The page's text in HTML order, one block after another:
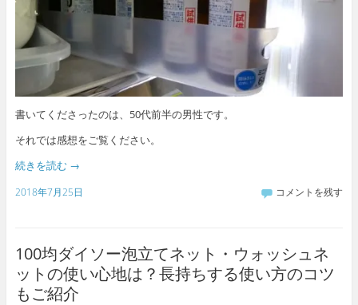
書いてくださったのは、50代前半の男性です。
それでは感想をご覧ください。
続きを読む →
2018年7月25日 コメントを残す
100均ダイソー泡立てネット・ウォッシュネ
ットの使い心地は？長持ちする使い方のコツ
もご紹介